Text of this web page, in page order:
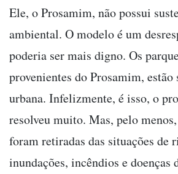
Ele, o Prosamim, não possui
ambiental. O modelo é um
poderia ser mais digno. Os
provenientes do Prosamim, estão
urbana. Infelizmente, é isso, o
resolveu muito. Mas, pelo
foram retiradas das situações de
inundações, incêndios e doenças